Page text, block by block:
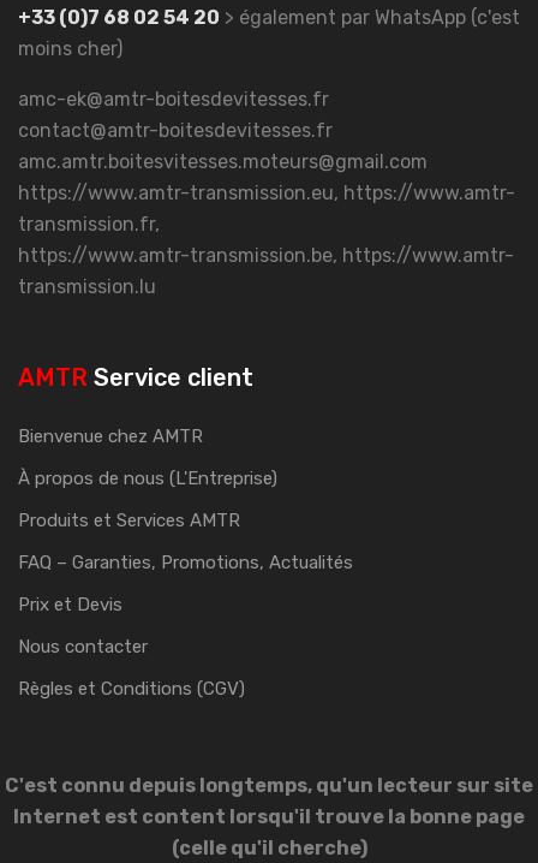
+33 (0)7 68 02 54 20 > également par WhatsApp (c'est
moins cher)
amc-ek@amtr-boitesdevitesses.fr
contact@amtr-boitesdevitesses.fr
amc.amtr.boitesvitesses.moteurs@gmail.com
https://www.amtr-transmission.eu, https://www.amtr-
transmission.fr,
https://www.amtr-transmission.be, https://www.amtr-
transmission.lu
AMTR Service client
Bienvenue chez AMTR
À propos de nous (L'Entreprise)
Produits et Services AMTR
FAQ – Garanties, Promotions, Actualités
Prix et Devis
Nous contacter
Règles et Conditions (CGV)
C'est connu depuis longtemps, qu'un lecteur sur site
Internet est content lorsqu'il trouve la bonne page
(celle qu'il cherche)